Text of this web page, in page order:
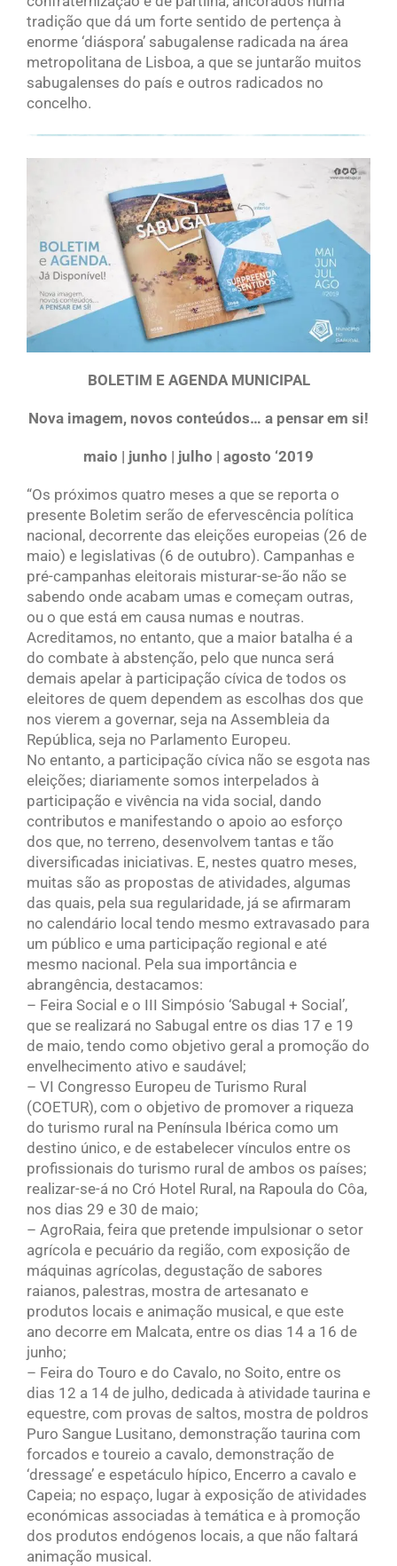
tradição que dá um forte sentido de pertença à
enorme ‘diáspora’ sabugalense radicada na área
metropolitana de Lisboa, a que se juntarão muitos
sabugalenses do país e outros radicados no
concelho.
BOLETIM E AGENDA MUNICIPAL
Nova imagem, novos conteúdos… a pensar em si!
maio | junho | julho | agosto ‘2019
“Os próximos quatro meses a que se reporta o
presente Boletim serão de efervescência política
nacional, decorrente das eleições europeias (26 de
maio) e legislativas (6 de outubro). Campanhas e
pré-campanhas eleitorais misturar-se-ão não se
sabendo onde acabam umas e começam outras,
ou o que está em causa numas e noutras.
Acreditamos, no entanto, que a maior batalha é a
do combate à abstenção, pelo que nunca será
demais apelar à participação cívica de todos os
eleitores de quem dependem as escolhas dos que
nos vierem a governar, seja na Assembleia da
República, seja no Parlamento Europeu.
No entanto, a participação cívica não se esgota nas
eleições; diariamente somos interpelados à
participação e vivência na vida social, dando
contributos e manifestando o apoio ao esforço
dos que, no terreno, desenvolvem tantas e tão
diversificadas iniciativas. E, nestes quatro meses,
muitas são as propostas de atividades, algumas
das quais, pela sua regularidade, já se afirmaram
no calendário local tendo mesmo extravasado para
um público e uma participação regional e até
mesmo nacional. Pela sua importância e
abrangência, destacamos:
– Feira Social e o III Simpósio ‘Sabugal + Social’,
que se realizará no Sabugal entre os dias 17 e 19
de maio, tendo como objetivo geral a promoção do
envelhecimento ativo e saudável;
– VI Congresso Europeu de Turismo Rural
(COETUR), com o objetivo de promover a riqueza
do turismo rural na Península Ibérica como um
destino único, e de estabelecer vínculos entre os
profissionais do turismo rural de ambos os países;
realizar-se-á no Cró Hotel Rural, na Rapoula do Côa,
nos dias 29 e 30 de maio;
– AgroRaia, feira que pretende impulsionar o setor
agrícola e pecuário da região, com exposição de
máquinas agrícolas, degustação de sabores
raianos, palestras, mostra de artesanato e
produtos locais e animação musical, e que este
ano decorre em Malcata, entre os dias 14 a 16 de
junho;
– Feira do Touro e do Cavalo, no Soito, entre os
dias 12 a 14 de julho, dedicada à atividade taurina e
equestre, com provas de saltos, mostra de poldros
Puro Sangue Lusitano, demonstração taurina com
forcados e toureio a cavalo, demonstração de
‘dressage’ e espetáculo hípico, Encerro a cavalo e
Capeia; no espaço, lugar à exposição de atividades
económicas associadas à temática e à promoção
dos produtos endógenos locais, a que não faltará
animação musical.